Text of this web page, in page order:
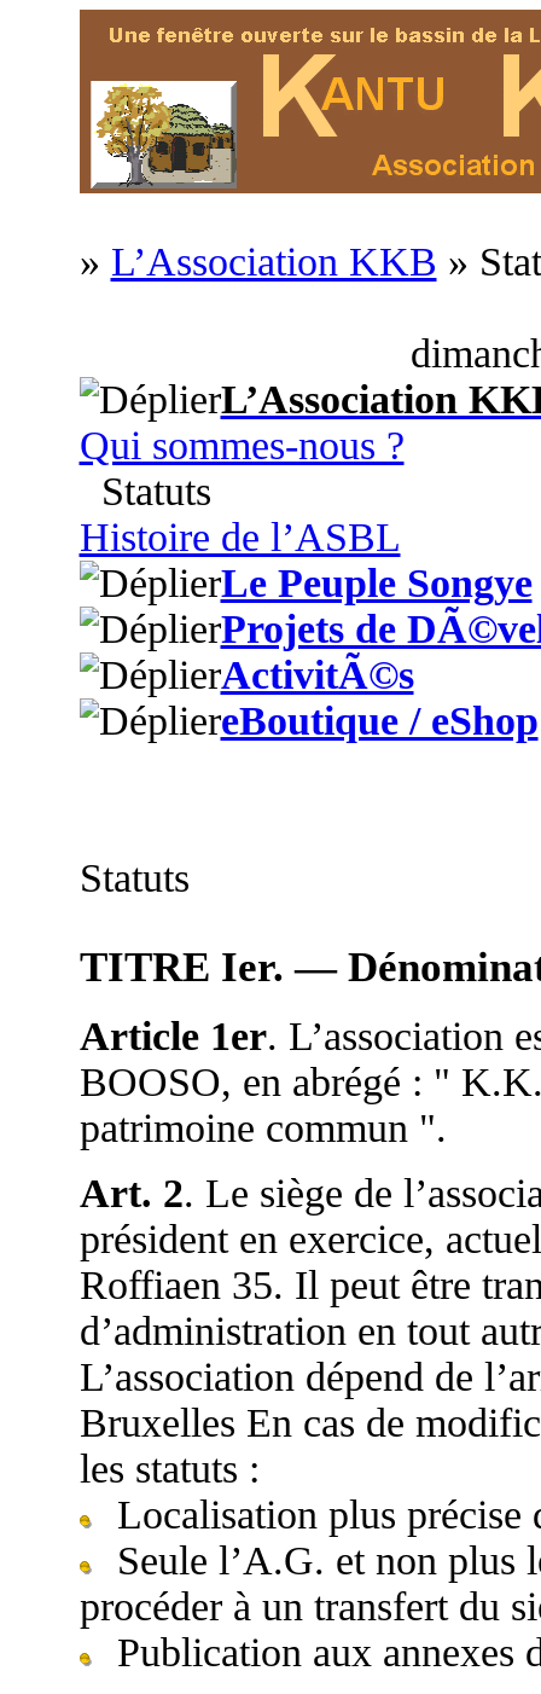
» L’Association KKB »
L’Association
Qui sommes-nous ?
Statuts
Histoire de l’ASBL
Le Peuple Songye
Projets de
ActivitÃ©s
eBoutique / eShop
Statuts
TITRE Ier. —
Article 1er. L’association
BOOSO, en abrégé : "
patrimoine commun ".
Art. 2. Le siège de
président en exercice,
Roffiaen 35. Il peut être
d’administration en tout
L’association dépend de
Bruxelles En cas de
les statuts :
Localisation plus précise
Seule l’A.G. et non plus
procéder à un transfert du
Publication aux annexes